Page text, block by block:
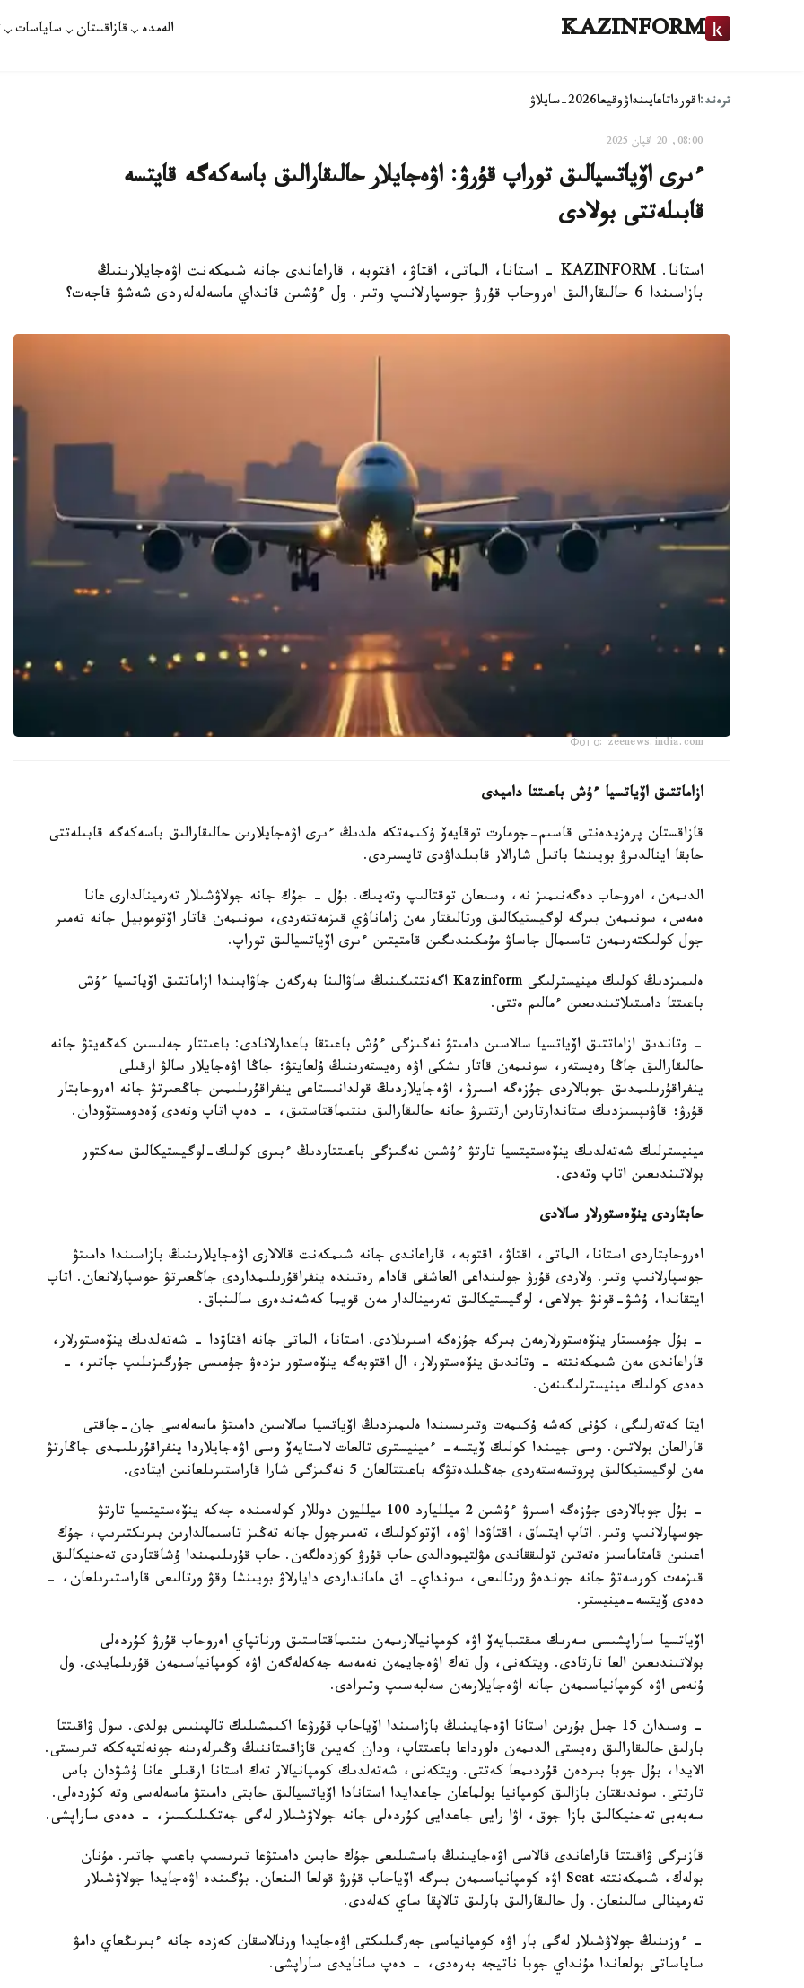
KAZINFORM الەمدە قازاقستان ساياسات
ترەند:اقورداتاعايىنداۋوقيعا2026-سايلاۋ
08:00, 20 اقپان 2025
ءىرى اۆياتسيالىق توراپ قۇرۋ: اۋەجايلار حالىقارالىق باسەكەگە قايتسە
قابىلەتتى بولادى
استانا. KAZINFORM - استانا، الماتى، اقتاۋ، اقتوبە، قاراعاندى جانە شىمكەنت اۋەجايلارىنىڭ
بازاسىندا 6 حالىقارالىق اەروحاب قۇرۋ جوسپارلانىپ وتىر. ول ءۇشىن قانداي ماسەلەلەردى شەشۋ قاجەت؟
Фото: zeenews.india.com
ازاماتتىق اۆياتسيا ءۇش باعىتتا داميدى
قازاقستان پرەزيدەنتى قاسىم-جومارت توقايەۆ ۇكىمەتكە ەلدىڭ ءىرى اۋەجايلارىن حالىقارالىق باسەكەگە قابىلەتتى
حابقا اينالدىرۋ بويىنشا باتىل شارالار قابىلداۋدى تاپسىردى.
الدىمەن، اەروحاب دەگەنىمىز نە، وسىعان توقتالىپ وتەيىك. بۇل - جۇك جانە جولاۋشىلار تەرمينالدارى عانا
ەمەس، سونىمەن بىرگە لوگيستيكالىق ورتالىقتار مەن زاماناۋي قىزمەتتەردى، سونىمەن قاتار اۆتوموبيل جانە تەمىر
جول كولىكتەرىمەن تاسىمال جاساۋ مۇمكىندىگىن قامتيتىن ءىرى اۆياتسيالىق توراپ.
ەلىمىزدىڭ كولىك مينيسترلىگى Kazinform اگەنتتىگىنىڭ ساۋالىنا بەرگەن جاۋابىندا ازاماتتىق اۆياتسيا ءۇش
باعىتتا دامىتىلاتىندىعىن ءمالىم ەتتى.
- وتاندىق ازاماتتىق اۆياتسيا سالاسىن دامىتۋ نەگىزگى ءۇش باعىتقا باعدارلانادى: باعىتتار جەلىسىن كەڭەيتۋ جانە
حالىقارالىق جاڭا رەيستەر، سونىمەن قاتار ىشكى اۋە رەيستەرىنىڭ ۇلعايتۋ؛ جاڭا اۋەجايلار سالۋ ارقىلى
ينفراقۇرىلىمدىق جوبالاردى جۇزەگە اسىرۋ، اۋەجايلاردىڭ قولدانىستاعى ينفراقۇرىلىمىن جاڭعىرتۋ جانە اەروحابتار
قۇرۋ؛ قاۋىپسىزدىك ستاندارتارىن ارتتىرۋ جانە حالىقارالىق ىنتىماقتاستىق، - دەپ اتاپ وتەدى ۆەدومستۆودان.
مينيسترلىك شەتەلدىك ينۆەستيتسيا تارتۋ ءۇشىن نەگىزگى باعىتتاردىڭ ءبىرى كولىك-لوگيستيكالىق سەكتور
بولاتىندىعىن اتاپ وتەدى.
حابتاردى ينۆەستورلار سالادى
اەروحابتاردى استانا، الماتى، اقتاۋ، اقتوبە، قاراعاندى جانە شىمكەنت قالالارى اۋەجايلارىنىڭ بازاسىندا دامىتۋ
جوسپارلانىپ وتىر. ولاردى قۇرۋ جولىنداعى العاشقى قادام رەتىندە ينفراقۇرىلىمداردى جاڭعىرتۋ جوسپارلانعان. اتاپ
ايتقاندا، ۇشۋ-قونۋ جولاعى، لوگيستيكالىق تەرمينالدار مەن قويما كەشەندەرى سالىنباق.
- بۇل جۇمىستار ينۆەستورلارمەن بىرگە جۇزەگە اسىرىلادى. استانا، الماتى جانە اقتاۋدا - شەتەلدىك ينۆەستورلار،
قاراعاندى مەن شىمكەنتتە - وتاندىق ينۆەستورلار، ال اقتوبەگە ينۆەستور ىزدەۋ جۇمىسى جۇرگىزىلىپ جاتىر، -
دەدى كولىك مينيسترلىگىنەن.
ايتا كەتەرلىگى، كۇنى كەشە ۇكىمەت وتىرىسىندا ەلىمىزدىڭ اۆياتسيا سالاسىن دامىتۋ ماسەلەسى جان-جاقتى
قارالعان بولاتىن. وسى جيىندا كولىك ۆيتسە- ءمينيسترى تالعات لاستايەۆ وسى اۋەجايلاردا ينفراقۇرىلىمدى جاڭارتۋ
مەن لوگيستيكالىق پروتسەستەردى جەڭىلدەتۋگە باعىتتالعان 5 نەگىزگى شارا قاراستىرىلعانىن ايتادى.
- بۇل جوبالاردى جۇزەگە اسىرۋ ءۇشىن 2 ميلليارد 100 ميلليون دوللار كولەمىندە جەكە ينۆەستيتسيا تارتۋ
جوسپارلانىپ وتىر. اتاپ ايتساق، اقتاۋدا اۋە، اۆتوكولىك، تەمىرجول جانە تەڭىز تاسىمالدارىن بىرىكتىرىپ، جۇك
اعىنىن قامتاماسىز ەتەتىن تولىققاندى مۋلتيمودالدى حاب قۇرۋ كوزدەلگەن. حاب قۇرىلىمىندا ۇشاقتاردى تەحنيكالىق
قىزمەت كورسەتۋ جانە جوندەۋ ورتالىعى، سونداي- اق مامانداردى دايارلاۋ بويىنشا وقۋ ورتالىعى قاراستىرىلعان، -
دەدى ۆيتسە-مينيستر.
اۆياتسيا ساراپشىسى سەرىك مىقتىبايەۆ اۋە كومپانيالارىمەن ىنتىماقتاستىق ورناتپاي اەروحاب قۇرۋ كۇردەلى
بولاتىندىعىن العا تارتادى. ويتكەنى، ول تەك اۋەجايمەن نەمەسە جەكەلەگەن اۋە كومپانياسىمەن قۇرىلمايدى. ول
ۇنەمى اۋە كومپانياسىمەن جانە اۋەجايلارمەن سەلبەسىپ وتىرادى.
- وسىدان 15 جىل بۇرىن استانا اۋەجايىنىڭ بازاسىندا اۆياحاب قۇرۋعا اكىمشىلىك تالپىنىس بولدى. سول ۋاقىتتا
بارلىق حالىقارالىق رەيستى الدىمەن ەلورداعا باعىتتاپ، ودان كەيىن قازاقستاننىڭ وڭىرلەرىنە جونەلتپەككە تىرىستى.
الايدا، بۇل جوبا بىردەن قۇردىمعا كەتتى. ويتكەنى، شەتەلدىك كومپانيالار تەك استانا ارقىلى عانا ۇشۋدان باس
تارتتى. سوندىقتان بازالىق كومپانيا بولماعان جاعدايدا استانادا اۆياتسيالىق حابتى دامىتۋ ماسەلەسى وتە كۇردەلى.
سەبەبى تەحنيكالىق بازا جوق، اۋا رايى جاعدايى كۇردەلى جانە جولاۋشىلار لەگى جەتكىلىكسىز، - دەدى ساراپشى.
قازىرگى ۋاقىتتا قاراعاندى قالاسى اۋەجايىنىڭ باسشىلىعى جۇك حابىن دامىتۋعا تىرىسىپ باعىپ جاتىر. مۇنان
بولەك، شىمكەنتتە Scat اۋە كومپانياسىمەن بىرگە اۆياحاب قۇرۋ قولعا الىنعان. بۇگىندە اۋەجايدا جولاۋشىلار
تەرمينالى سالىنعان. ول حالىقارالىق بارلىق تالاپقا ساي كەلەدى.
- ءوزىنىڭ جولاۋشىلار لەگى بار اۋە كومپانياسى جەرگىلىكتى اۋەجايدا ورنالاسقان كەزدە جانە ءبىرىڭعاي دامۋ
ساياساتى بولعاندا مۇنداي جوبا ناتيجە بەرەدى، - دەپ سانايدى ساراپشى.